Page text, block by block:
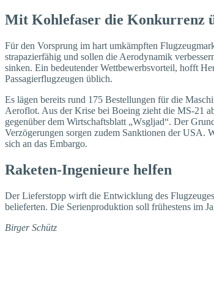
Mit Kohlefaser die Konkurrenz
Für den Vorsprung im hart umkämpften
strapazierfähig und sollen die Aerodynamik
sinken. Ein bedeutender Wettbewerbsvorteil, hofft
Passagierflugzeugen üblich.
Es lägen bereits rund 175 Bestellungen für die
Aeroflot. Aus der Krise bei Boeing zieht die MS-21
gegenüber dem Wirtschaftsblatt „Wsgljad“. Der
Verzögerungen sorgen zudem Sanktionen der USA.
sich an das Embargo.
Raketen-Ingenieure helfen
Der Lieferstopp wirft die Entwicklung des
belieferten. Die Serienproduktion soll frühestens im
Birger Schütz